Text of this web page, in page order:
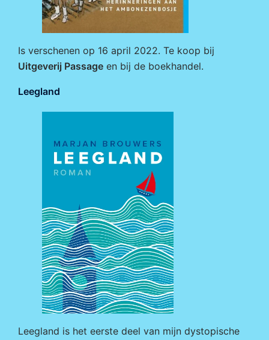
Is verschenen op 16 april 2022. Te koop bij
Uitgeverij Passage en bij de boekhandel.
Leegland
Leegland is het eerste deel van mijn dystopische